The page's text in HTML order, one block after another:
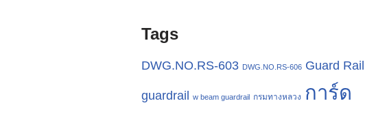
Tags
DWG.NO.RS-603 DWG.NO.RS-606 Guard Rail
guardrail w beam guardrail กรมทางหลวง การ์ด